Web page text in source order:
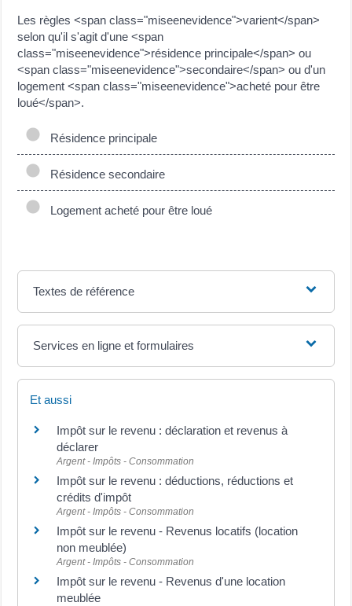
Les règles <span class="miseenevidence">varient</span>
selon qu'il s'agit d'une <span
class="miseenevidence">résidence principale</span> ou
<span class="miseenevidence">secondaire</span> ou d'un
logement <span class="miseenevidence">acheté pour être
loué</span>.
Résidence principale
Résidence secondaire
Logement acheté pour être loué
Textes de référence
Services en ligne et formulaires
Et aussi
Impôt sur le revenu : déclaration et revenus à
déclarer
Argent - Impôts - Consommation
Impôt sur le revenu : déductions, réductions et
crédits d'impôt
Argent - Impôts - Consommation
Impôt sur le revenu - Revenus locatifs (location
non meublée)
Argent - Impôts - Consommation
Impôt sur le revenu - Revenus d'une location
meublée